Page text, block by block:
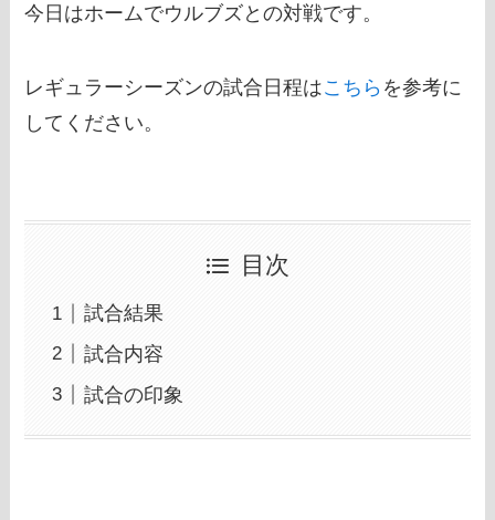
今日はホームでウルブズとの対戦です。
レギュラーシーズンの試合日程はこちら を参考に
してください。
目次
試合結果
試合内容
試合の印象